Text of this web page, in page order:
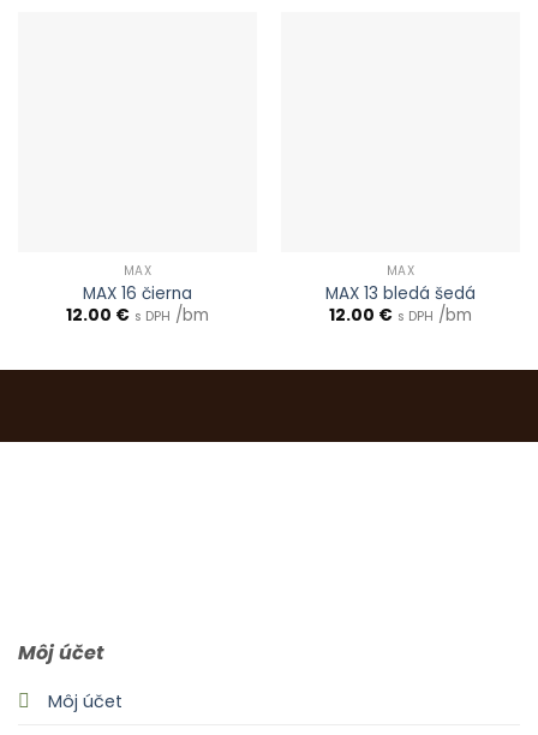
MAX
MAX 16 čierna
12.00 € s DPH /bm
MAX
MAX 13 bledá šedá
12.00 € s DPH /bm
Môj účet
Môj účet